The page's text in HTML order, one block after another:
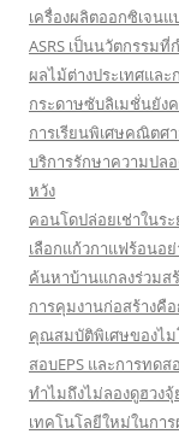
เครื่องผลิตออกซิเจน
ASRS เป็นนวัตกรรม
ผลไม้ต่างประเทศแล
กระดาษซับลิเมชั่นยัง
การเรียนพิเศษคณิต
บริการรักษาความปล
หวัง
คอนโดปล่อยเช่าในร
เลือกแก้วกาแฟร้อนอ
ค้นหาบ้านแกลงร่วม
การคุมงานก่อสร้างคื
คุณสมบัติพิเศษของไม
สอบEPS และการทด
ทำไมถึงไม่ลองดูฮวง
เทคโนโลยีใหม่ในกา